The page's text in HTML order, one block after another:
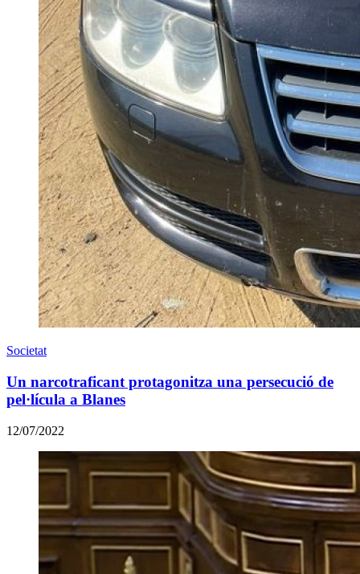
Societat
Un narcotraficant protagonitza una persecució de
pel·lícula a Blanes
12/07/2022